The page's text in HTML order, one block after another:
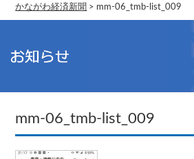
かながわ経済新聞 > mm-06_tmb-list_009
mm-06_tmb-list_009